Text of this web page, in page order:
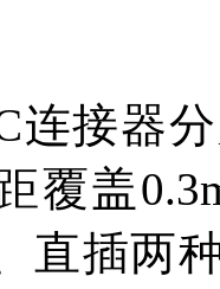
连接器
覆盖
直插两